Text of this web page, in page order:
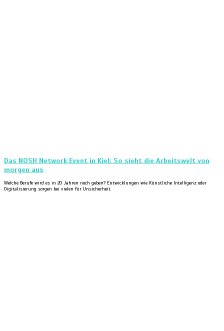
Das NOSH Network Event in Kiel: So sieht die Arbeitswelt von
morgen aus
Welche Berufe wird es in 20 Jahren noch geben? Entwicklungen wie Künstliche Intelligenz oder
Digitalisierung sorgen bei vielen für Unsicherheit.